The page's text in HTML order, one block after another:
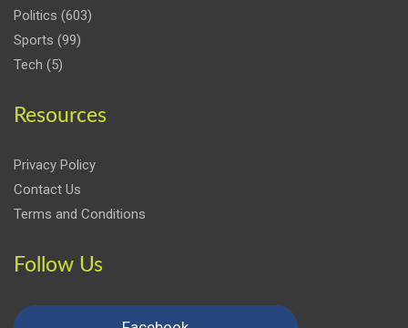
Politics (603)
Sports (99)
Tech (5)
Resources
Privacy Policy
Contact Us
Terms and Conditions
Follow Us